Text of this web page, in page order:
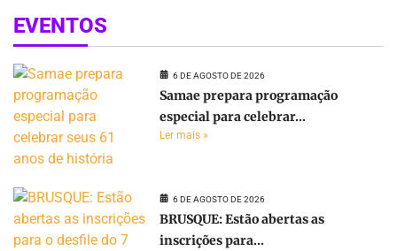
EVENTOS
6 DE AGOSTO DE 2026
Samae prepara programação
especial para celebrar...
Ler mais »
6 DE AGOSTO DE 2026
BRUSQUE: Estão abertas as
inscrições para...